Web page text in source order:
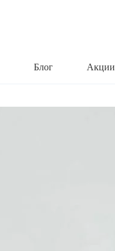
Блог Акции